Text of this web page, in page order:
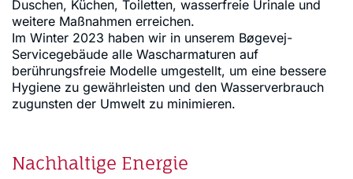
Duschen, Küchen, Toiletten, wasserfreie Urinale und
weitere Maßnahmen erreichen.
Im Winter 2023 haben wir in unserem Bøgevej-
Servicegebäude alle Wascharmaturen auf
berührungsfreie Modelle umgestellt, um eine bessere
Hygiene zu gewährleisten und den Wasserverbrauch
zugunsten der Umwelt zu minimieren.
Nachhaltige Energie